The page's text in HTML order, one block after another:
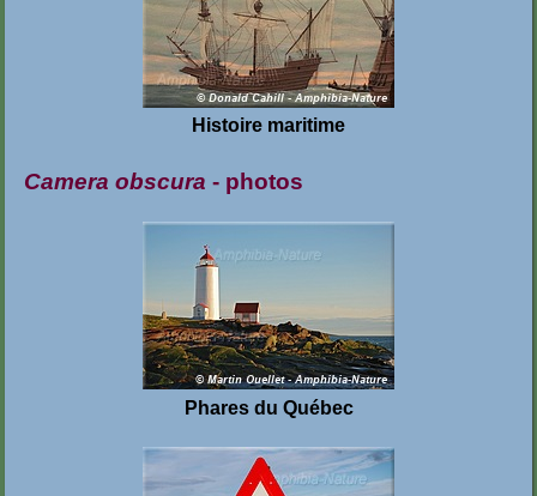
Histoire maritime
Camera obscura - photos
Phares du Québec